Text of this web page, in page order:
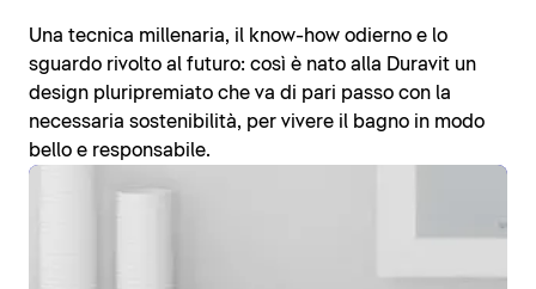
Una tecnica millenaria, il know-how odierno e lo
sguardo rivolto al futuro: così è nato alla Duravit un
design pluripremiato che va di pari passo con la
necessaria sostenibilità, per vivere il bagno in modo
bello e responsabile.